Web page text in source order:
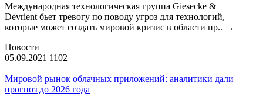
Международная технологическая группа Giesecke &
Devrient бьет тревогу по поводу угроз для технологий,
которые может создать мировой кризис в области пр.. →
Новости
05.09.2021 1102
Мировой рынок облачных приложений: аналитики дали
прогноз до 2026 года